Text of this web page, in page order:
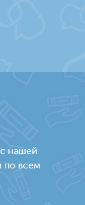
нашей
по всем